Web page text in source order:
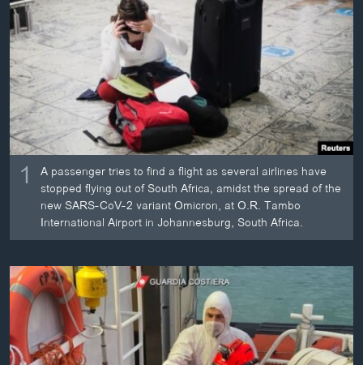
ຊຸມຊົນຊາວລາວ
ວິທະຍາສາດ-ເທັກໂນໂລຈີ
ທຸລະກິດ
ພາສາອັງກິດ
ວີດີໂອ
ສຽງ
ລາຍການກະຈາຍສຽງ
ລາຍງານ
ຕິດຕາມພວກເຮົາ ທີ່
ພາສາຕ່າງໆ
1
A passenger tries to find a flight as several airlines have
stopped flying out of South Africa, amidst the spread of the
new SARS-CoV-2 variant Omicron, at O.R. Tambo
International Airport in Johannesburg, South Africa.